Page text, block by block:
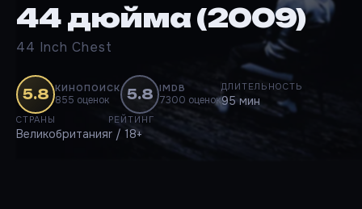
44 дюйма (2009)
44 Inch Chest
5.8 КИНОПОИСК
855 оценок 5.8 IMDB
7300 оценок
ДЛИТЕЛЬНОСТЬ
95 мин
СТРАНЫ
Великобритания
РЕЙТИНГ
r / 18+